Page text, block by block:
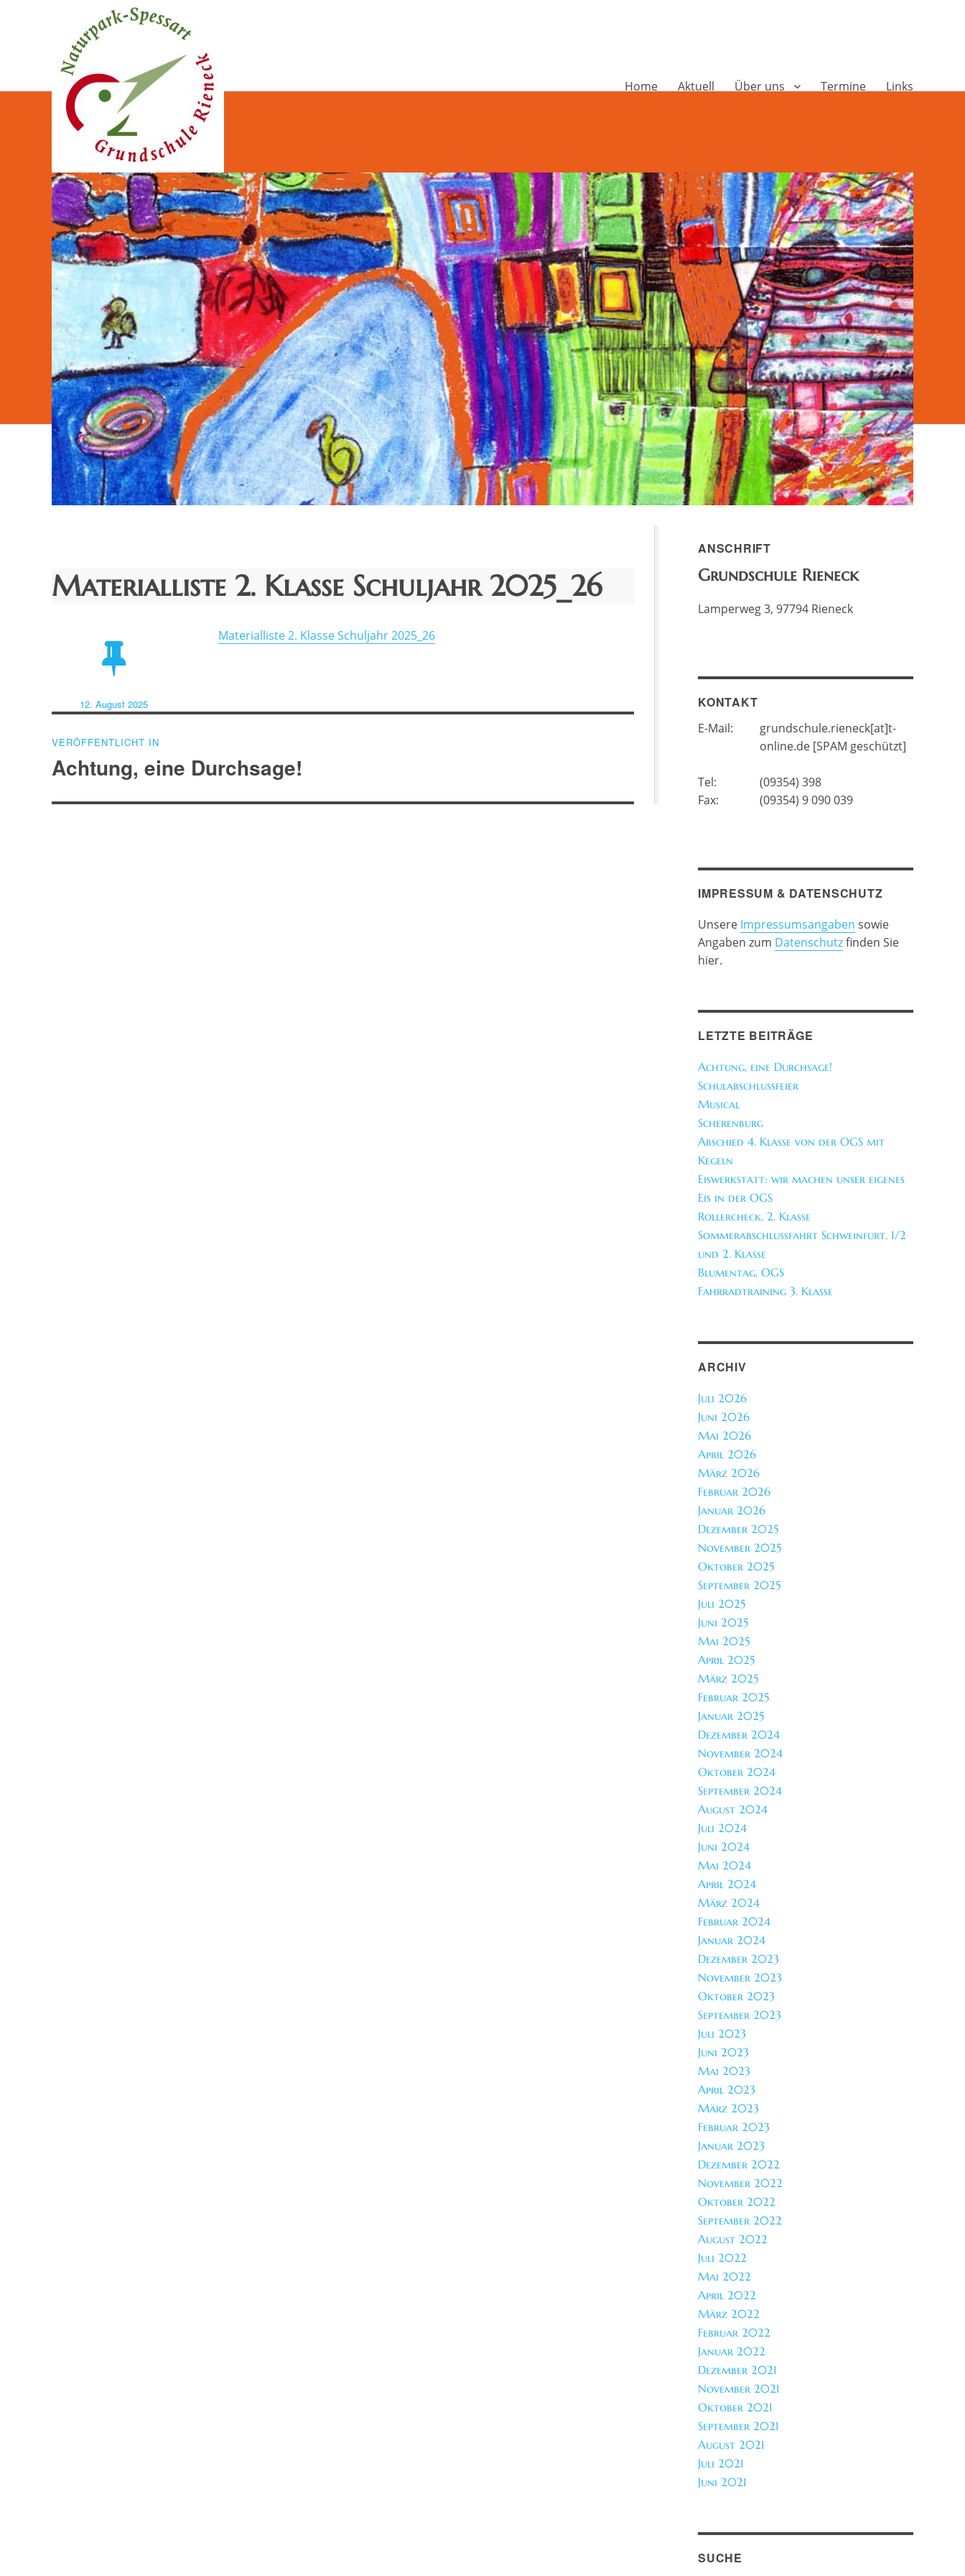
Naturpark-Spessart-Grundschule Rieneck
Home Aktuell Über uns Termine Links
Materialliste 2. Klasse Schuljahr 2025_26
Materialliste 2. Klasse Schuljahr 2025_26
Veröffentlicht
am
12. August 2025
VERÖFFENTLICHT IN
Achtung, eine Durchsage!
ANSCHRIFT
Grundschule Rieneck
Lamperweg 3, 97794 Rieneck
KONTAKT
E-Mail:
grundschule.rieneck[at]t-
online.de [SPAM geschützt]
Tel:
(09354) 398
Fax:
(09354) 9 090 039
IMPRESSUM & DATENSCHUTZ
Unsere Impressumsangaben sowie
Angaben zum Datenschutzfinden Sie
hier.
LETZTE BEITRÄGE
Achtung, eine Durchsage!
Schulabschlussfeier
Musical
Scherenburg
Abschied 4. Klasse von der OGS mit
Kegeln
Eiswerkstatt: wir machen unser eigenes
Eis in der OGS
Rollercheck, 2. Klasse
Sommerabschlussfahrt Schweinfurt, 1/2
und 2. Klasse
Blumentag, OGS
Fahrradtraining 3. Klasse
ARCHIV
Juli 2026
Juni 2026
Mai 2026
April 2026
März 2026
Februar 2026
Januar 2026
Dezember 2025
November 2025
Oktober 2025
September 2025
Juli 2025
Juni 2025
Mai 2025
April 2025
März 2025
Februar 2025
Januar 2025
Dezember 2024
November 2024
Oktober 2024
September 2024
August 2024
Juli 2024
Juni 2024
Mai 2024
April 2024
März 2024
Februar 2024
Januar 2024
Dezember 2023
November 2023
Oktober 2023
September 2023
Juli 2023
Juni 2023
Mai 2023
April 2023
März 2023
Februar 2023
Januar 2023
Dezember 2022
November 2022
Oktober 2022
September 2022
August 2022
Juli 2022
Mai 2022
April 2022
März 2022
Februar 2022
Januar 2022
Dezember 2021
November 2021
Oktober 2021
September 2021
August 2021
Juli 2021
Juni 2021
SUCHE